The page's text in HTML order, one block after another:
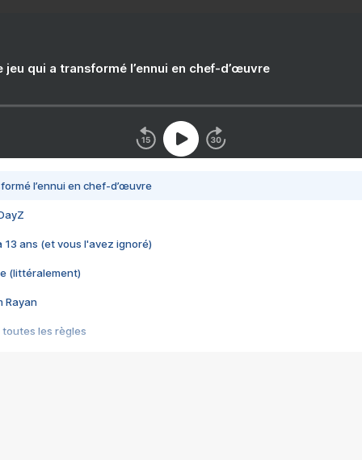
jeu qui a transformé l’ennui en chef-d’œuvre
l’ennui en chef-d’œuvre
13 ans (et vous l'avez ignoré)
(littéralement)
Rayan
toutes les règles